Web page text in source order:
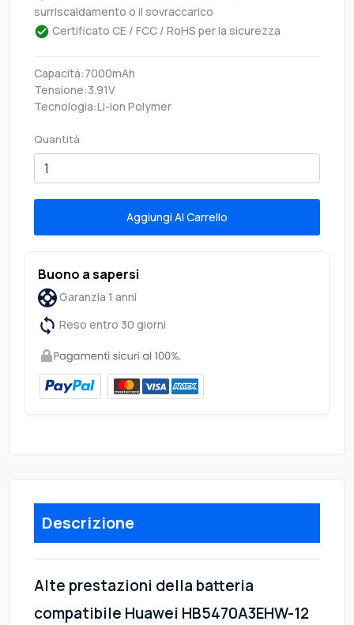
surriscaldamento o il sovraccarico
Certificato CE / FCC / RoHS per la sicurezza
Capacità:7000mAh
Tensione:3.91V
Tecnologia:Li-ion Polymer
Quantità
Aggiungi Al Carrello
Buono a sapersi
Garanzia 1 anni
Reso entro 30 giorni
Descrizione
Alte prestazioni della batteria
compatibile Huawei HB5470A3EHW-12